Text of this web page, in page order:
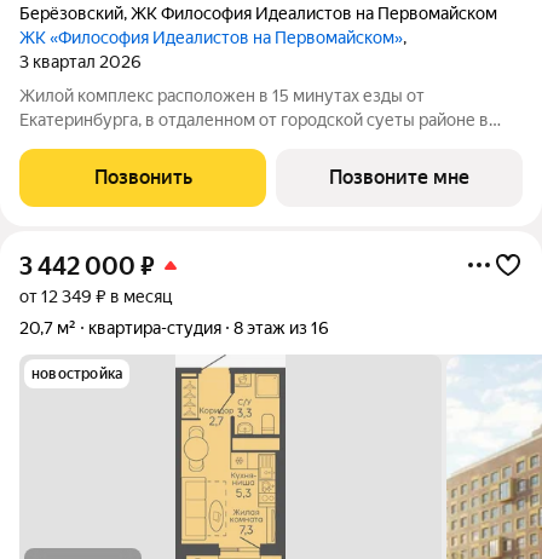
Берёзовский,ЖК Философия Идеалистов на Первомайском
ЖК «Философия Идеалистов на Первомайском»,
3 квартал 2026
Жилой комплекс расположен в 15 минутах езды от
Екатеринбурга, в отдаленном от городской суеты районе в
Кирпичные дома, гарантирующие хорошую звукоизоляцию и
высокое качество жилья для комфортной
Позвонить Позвоните мне
3 442 000 ₽
от 12 349 ₽ в месяц
20,7 м²
квартира-студия 8 этаж из 16
новостройка